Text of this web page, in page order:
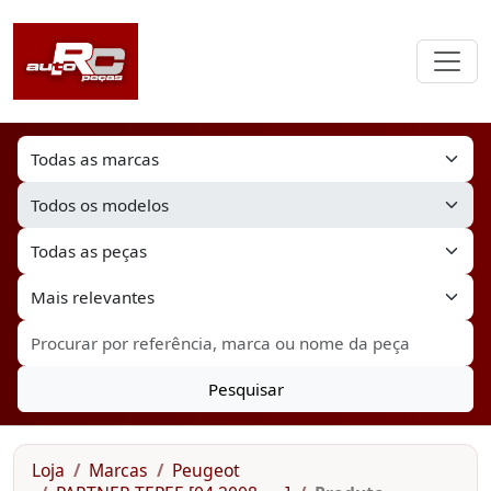
Pesquisar
Loja Marcas
Peugeot